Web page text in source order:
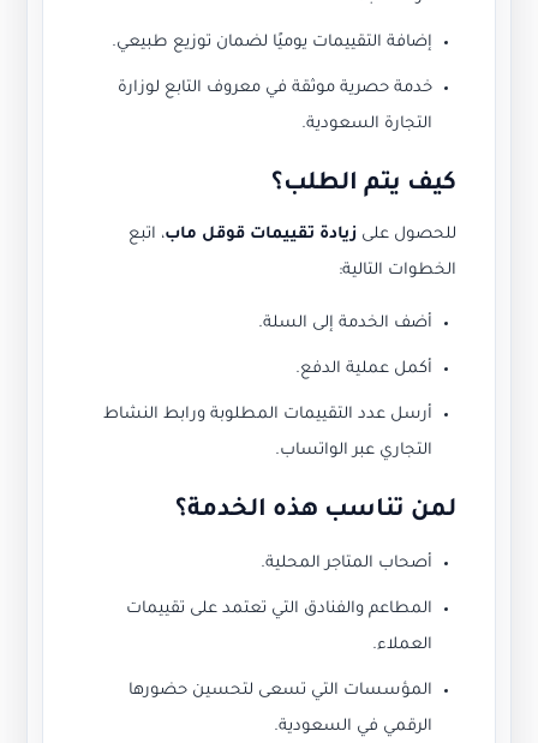
إضافة التقييمات يوميًا لضمان توزيع طبيعي.
خدمة حصرية موثقة في معروف التابع لوزارة
التجارة السعودية.
كيف يتم الطلب؟
للحصول على زيادة تقييمات قوقل ماب، اتبع
الخطوات التالية:
أضف الخدمة إلى السلة.
أكمل عملية الدفع.
أرسل عدد التقييمات المطلوبة ورابط النشاط
التجاري عبر الواتساب.
لمن تناسب هذه الخدمة؟
أصحاب المتاجر المحلية.
المطاعم والفنادق التي تعتمد على تقييمات
العملاء.
المؤسسات التي تسعى لتحسين حضورها
الرقمي في السعودية.